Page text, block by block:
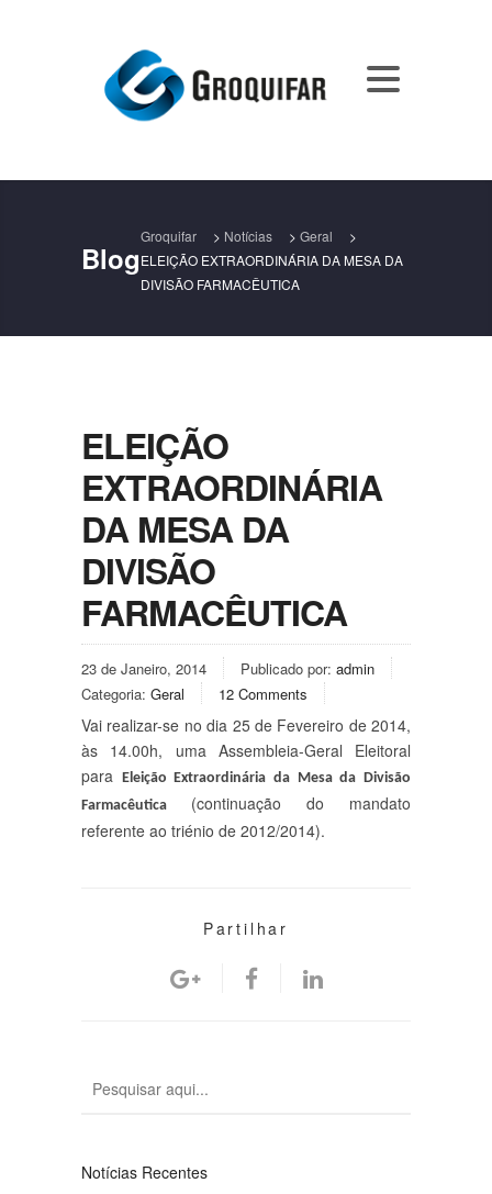
Blog
Groquifar > Notícias > Geral
>
ELEIÇÃO EXTRAORDINÁRIA DA MESA DA
DIVISÃO FARMACÊUTICA
ELEIÇÃO
EXTRAORDINÁRIA
DA MESA DA
DIVISÃO
FARMACÊUTICA
23 de Janeiro, 2014 Publicado por: admin
Categoria: Geral 12 Comments
Vai realizar-se no dia 25 de Fevereiro de 2014,
às 14.00h, uma Assembleia-Geral Eleitoral
para
Eleição Extraordinária da Mesa da Divisão
Farmacêutica (continuação do mandato
referente ao triénio de 2012/2014).
Partilhar
Notícias Recentes